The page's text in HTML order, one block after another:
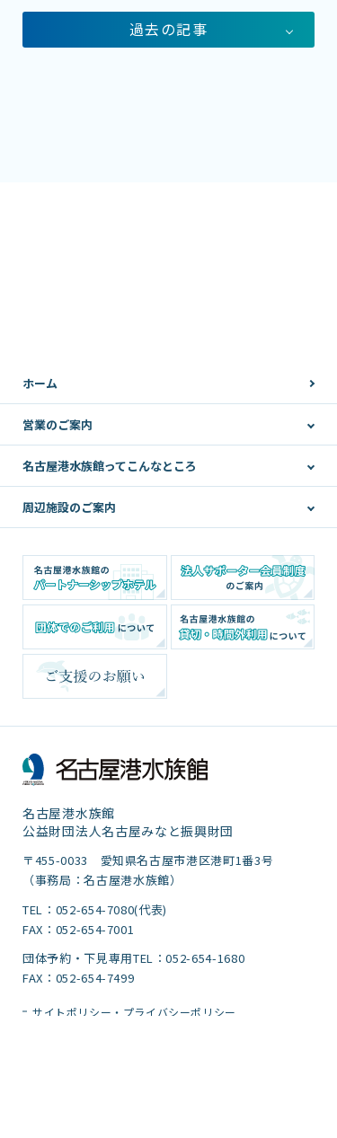
過去の記事
ホーム
営業のご案内
名古屋港水族館ってこんなところ
周辺施設のご案内
名古屋港水族館
公益財団法人名古屋みなと振興財団
〒455-0033 愛知県名古屋市港区港町1番3号
（事務局：名古屋港水族館）
TEL：052-654-7080(代表)
FAX：052-654-7001
団体予約・下見専用TEL：052-654-1680
FAX：052-654-7499
サイトポリシー・プライバシーポリシー